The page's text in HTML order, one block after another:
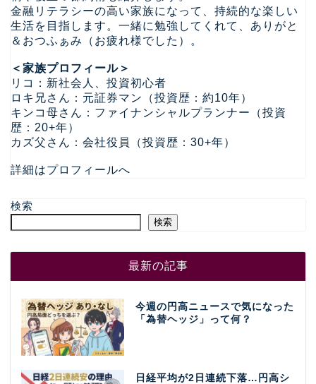
金融リテラシーの高い家族になって、持続的な楽しい
生活を目指します。一緒に勉強してくれて、ありがと
＆おつふぁみ（お疲れ様でした）。
＜家族プロフィール＞
リコ：新社会人、投資初心者
ロキ兄さん：元証券マン（投資歴：約10年）
キンコ母さん：ファイナンシャルプランナー（投資
歴：20+年）
カズ父さん：会社役員（投資歴：30+年）
詳細はプロフィールへ
検索
検索
最新の記事
今週の円高ニュースで気になった
「為替ヘッジ」って何？
日経平均が2日連続下落…円高シ